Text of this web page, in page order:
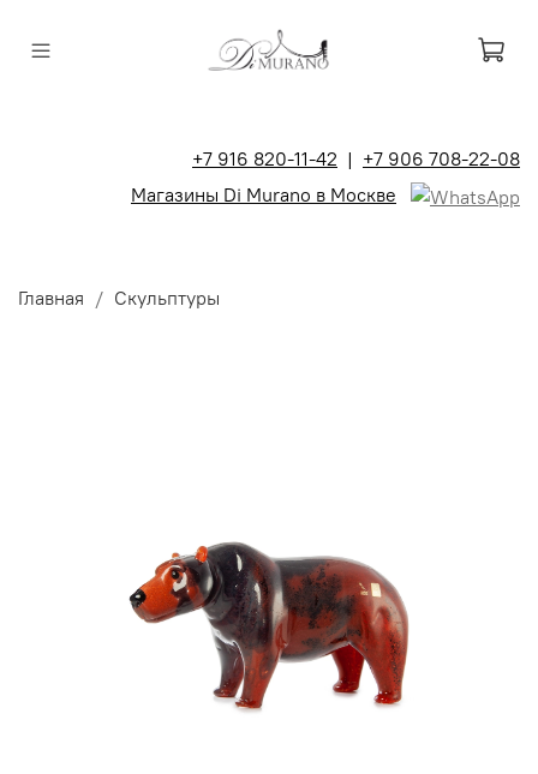
+7 916 820-11-42 | +7 906 708-22-08
Магазины Di Murano в Москве
Главная Скульптуры